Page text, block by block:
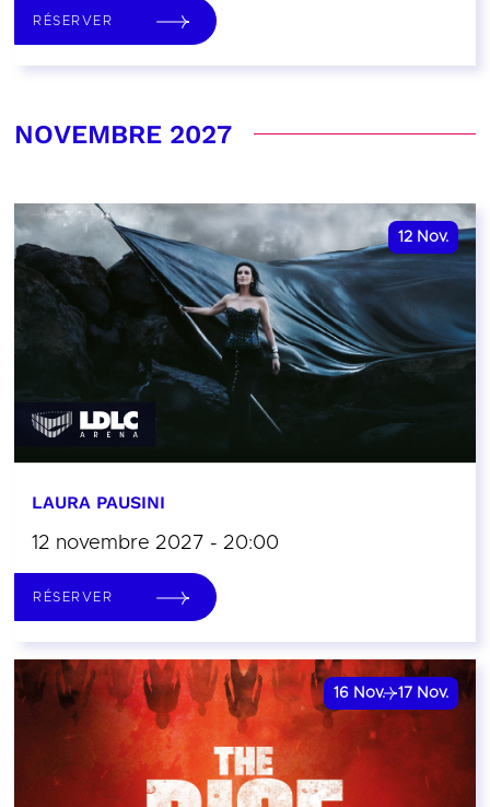
RÉSERVER
NOVEMBRE 2027
12 Nov.
LAURA PAUSINI
12 novembre 2027 - 20:00
RÉSERVER
16 Nov. 17 Nov.